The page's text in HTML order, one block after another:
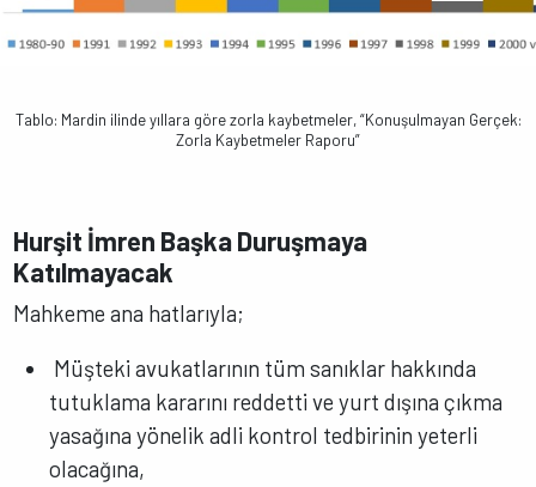
Tablo: Mardin ilinde yıllara göre zorla kaybetmeler, “Konuşulmayan Gerçek:
Zorla Kaybetmeler Raporu”
Hurşit İmren Başka Duruşmaya
Katılmayacak
Mahkeme ana hatlarıyla;
Müşteki avukatlarının tüm sanıklar hakkında
tutuklama kararını reddetti ve yurt dışına çıkma
yasağına yönelik adli kontrol tedbirinin yeterli
olacağına,